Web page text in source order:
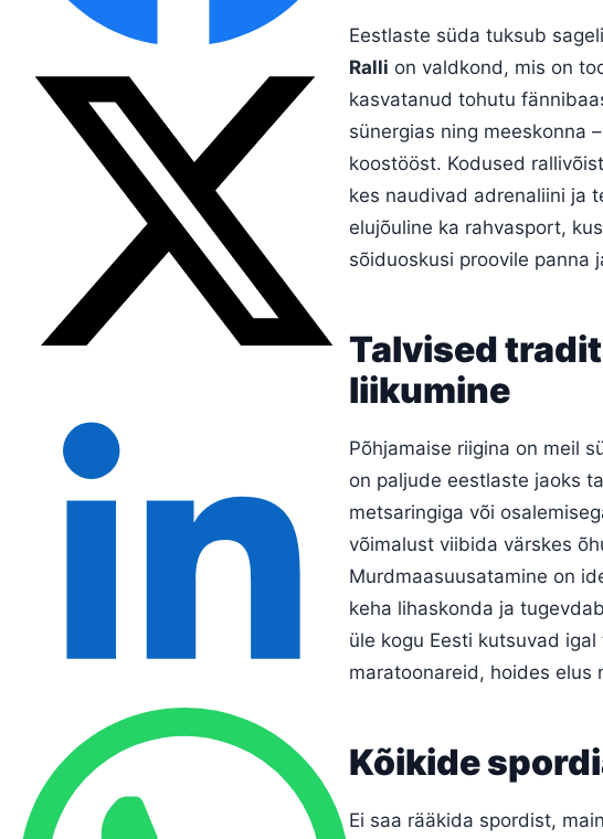
Eestlaste süda tuksub
Ralli on valdkond, mis on
kasvatanud tohutu
sünergias ning meeskonna
koostööst. Kodused
kes naudivad adrenaliini ja
elujõuline ka rahvasport,
sõiduoskusi proovile panna
Talvised
liikumine
Põhjamaise riigina on meil
on paljude eestlaste jaoks
metsaringiga või
võimalust viibida värskes
Murdmaasuusatamine on
keha lihaskonda ja
üle kogu Eesti kutsuvad
maratoonareid, hoides elus
Kõikide
Ei saa rääkida spordist,